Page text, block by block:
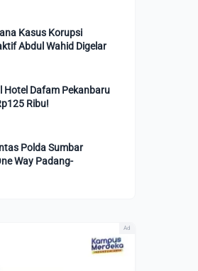
Kasus Korupsi
Abdul Wahid Digelar
Hotel Dafam Pekanbaru
Ribu!
Polda Sumbar
Way Padang-
Ad